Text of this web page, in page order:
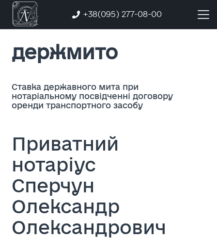
+38(095) 277-08-00
держмито
Ставка державного мита при
нотаріальному посвідченні договору
оренди транспортного засобу
Приватний
нотаріус
Сперчун
Олександр
Олександрович